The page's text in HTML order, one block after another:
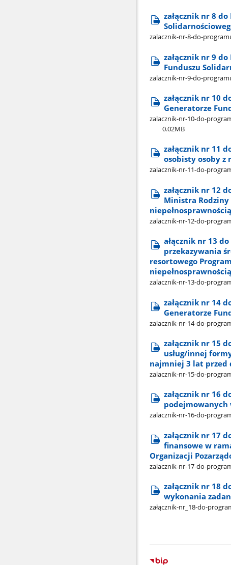
załącznik nr 8
zalacznik-nr-8-do-
załącznik nr 9
Funduszu
zalacznik-nr-9-do-
załącznik nr 10
Generatorze
zalacznik-nr-10-do-
0.02MB
załącznik nr 11
osobisty osoby z
zalacznik-nr-11-do-
załącznik nr 12
Ministra Rodziny
zalacznik-nr-12-do-
ałącznik nr 13
przekazywania
resortowego
zalacznik-nr-13-do-
załącznik nr 14
Generatorze
zalacznik-nr-14-do-
załącznik nr 15
usług/innej
najmniej 3 lat przed
zalacznik-nr-15-do-
załącznik nr 16
podejmowanych
zalacznik-nr-16-do-
załącznik nr 17
finansowe w
Organizacji
zalacznik-nr-17-do-
załącznik nr 18
wykonania
załącznik-nr​_18-do-